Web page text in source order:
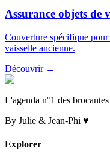
Assurance objets
Couverture spécifique
vaisselle ancienne.
Découvrir →
L'agenda n°1 des
By Julie & Jean-Phi ♥
Explorer